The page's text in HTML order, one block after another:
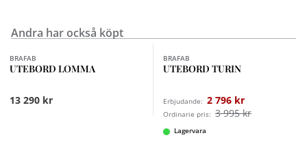
Andra har också köpt
Finns i fler val (2)
BRAFAB
UTEBORD LOMMA
13 290 kr
BRAFAB
UTEBORD TURIN
Erbjudande: 2 796 kr
Ordinarie pris: 3 995 kr
Lagervara